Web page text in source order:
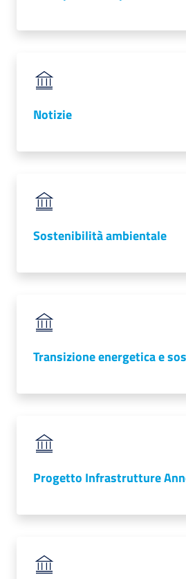
Internazionalizzazione
Notizie
Sostenibilità ambientale
Transizione energetica e
Progetto Infrastrutture